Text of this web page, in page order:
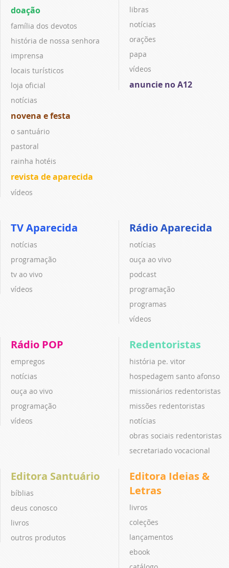
doação
família dos devotos
história de nossa senhora
imprensa
locais turísticos
loja oficial
notícias
novena e festa
o santuário
pastoral
rainha hotéis
revista de aparecida
vídeos
libras
notícias
orações
papa
vídeos
anuncie no A12
TV Aparecida
notícias
programação
tv ao vivo
vídeos
Rádio Aparecida
notícias
ouça ao vivo
podcast
programação
programas
vídeos
Rádio POP
empregos
notícias
ouça ao vivo
programação
vídeos
Redentoristas
história pe. vitor
hospedagem santo afonso
missionários redentoristas
missões redentoristas
notícias
obras sociais redentoristas
secretariado vocacional
Editora Santuário
bíblias
deus conosco
livros
outros produtos
Editora Ideias &
Letras
livros
coleções
lançamentos
ebook